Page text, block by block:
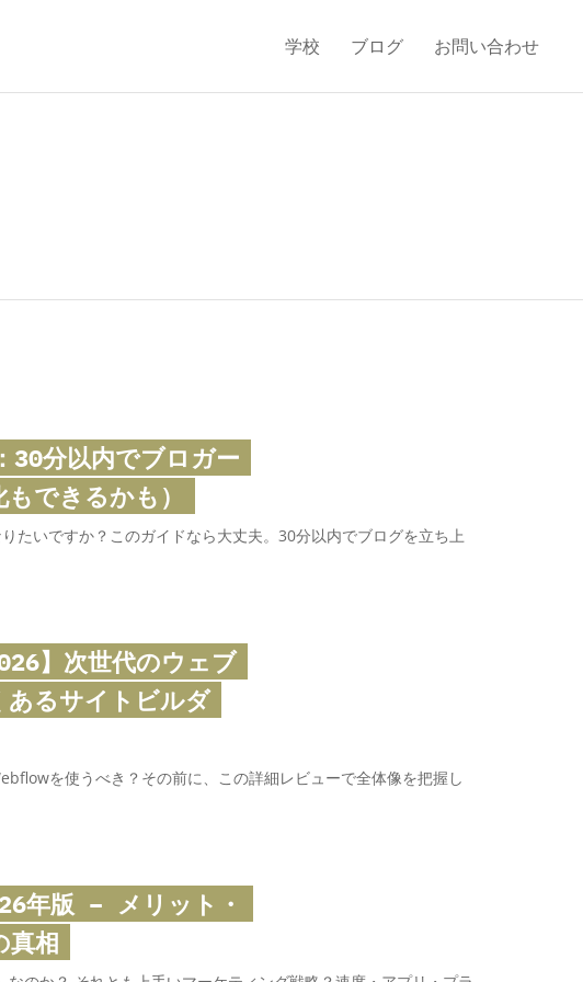
学校 ブログ お問い合わせ
30分以内でブロガー
できるかも）
たいですか？このガイドなら大丈夫。30分以内でブログを立ち上
】次世代のウェブ
あるサイトビルダ
を使うべき？その前に、この詳細レビューで全体像を把握し
年版 – メリット・
真相